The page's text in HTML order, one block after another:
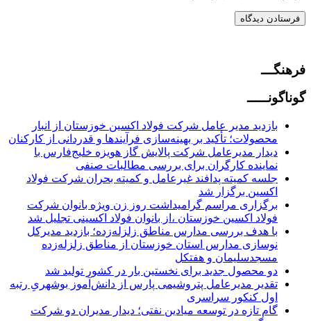
فرهنگـــ
گوناگونـــــ
بازدید مدیر عامل شرکت فولاد اکسین خوزستان از انبار
محصولات؛ تأکید بر بهینه‌سازی فرآیندها و قدردانی از کارکنان
دیدار مدیرعامل شرکت پالایش گاز هویزه خلیج‌فارس با
نماینده کارگران برای بررسی مطالبات صنفی
جلسه کمیته پدافند غیرعامل و کمیته بحران شرکت فولاد
اکسین برگزار شد
برگزاری مراسم گرامیداشت روز زن ویژه بانوان شرکت
فولاد اکسین خوزستان ،از بانوان فولاد اکسینی تجلیل شد
با هدف بررسی مدارس مناطق زلزله‌زده؛ بازدید مدیرکل
نوسازی مدارس استان خوزستان از مناطق زلزله‌زده
مسجدسلیمان و هفتکل
دو محصول جدید برای نخستین بار در کشور تولید شد
تقدیر‌ مدیرعامل پتروشیمی پارس از دانش‌آموز بوشهریِ رتبه
اول کنکور سراسری
گام تازه در توسعه میادین نفتی؛ دیدار مدیران دو شرکت